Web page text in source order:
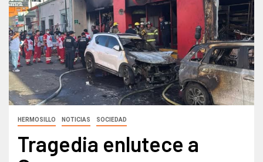
HERMOSILLO NOTICIAS SOCIEDAD
Tragedia enlutece a